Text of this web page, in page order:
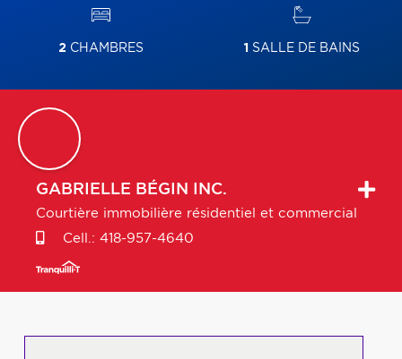
2CHAMBRES 1 SALLE DE BAINS
GABRIELLE BÉGIN INC.
Courtière immobilière résidentiel et commercial
Cell.: 418-957-4640